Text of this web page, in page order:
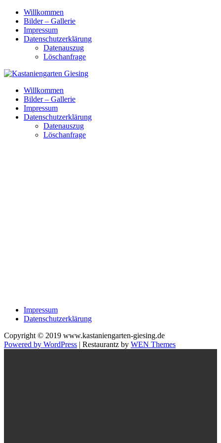
Skip
content
Willkommen
Bilder – Gallerie
Impressum
Datenschutzerklärung
Datenauszug
Löschanfrage
Willkommen
Bilder – Gallerie
Impressum
Datenschutzerklärung
Datenauszug
Löschanfrage
Impressum
Datenschutzerklärung
Copyright © 2019 www.kastaniengarten-giesing.de
Powered by WordPress | Restaurantz by WEN Themes